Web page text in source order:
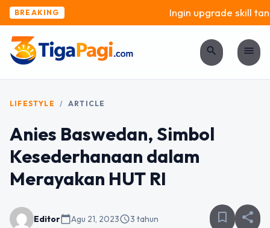
BREAKING Ingin upgrade skill
search menu
LIFESTYLE / ARTICLE
Anies Baswedan, Simbol
Kesederhanaan dalam
Merayakan HUT RI
Editorcalendar_todayAgu 21, 2023schedule3 tahun bookmark_border share